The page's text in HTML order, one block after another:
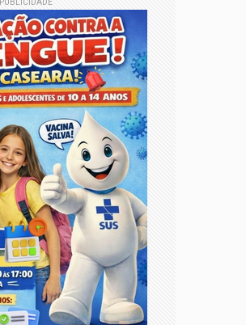
PUBLICIDADE